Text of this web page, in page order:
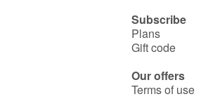
Subscribe
Plans
Gift code
Our offers
Terms of use